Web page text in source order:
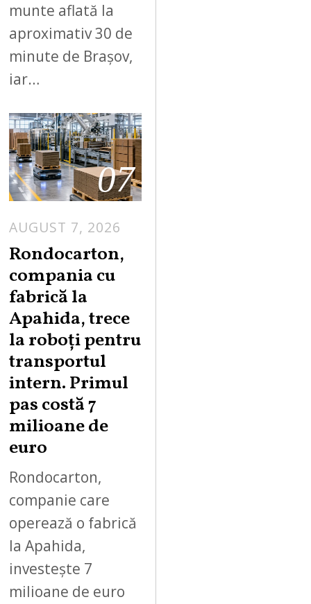
munte aflată la
aproximativ 30 de
minute de Brașov,
iar…
07
AUGUST 7, 2026
G
T
7
2
Rondocarton,
compania cu
fabrică la
Apahida, trece
la roboți pentru
transportul
intern. Primul
pas costă 7
milioane de
euro
Rondocarton,
companie care
operează o fabrică
la Apahida,
investește 7
milioane de euro